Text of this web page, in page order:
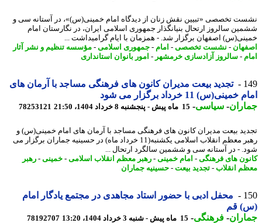
تخصصی «تبیین نقش زنان از دیدگاه امام خمینی(س)»، در آستانه سی و
سالروز ارتحال بنیانگذار جمهوری اسلامی ایران، در نگارستان امام
اصفهان برگزار شد. - همزمان با ایام گرامیداشت ...
-نشست تخصصی-امام -جمهوری اسلامی-مؤسسه تنظیم و نشر آثار
-سالروز آزادسازی خرمشهر-امور بانوان استانداری
تجدید بیعت مدیران کانون های فرهنگی مساجد با آرمان های
11 خرداد برگزار می شود
- سیاسی-15 ماه پیش - پنجشنبه 8 خرداد 1404، 21:50 78253121
بیعت مدیران کانون های فرهنگی مساجد با آرمان های امام خمینی(س) و
رهبر معظم انقلاب اسلامی یکشنبه(11 خرداد ماه) در حسینیه جماران برگزار می
- در آستانه سی و ششمین سالگرد ارتحال ...
های فرهنگی-امام خمینی-رهبر معظم انقلاب اسلامی-خمینی-رهبر
انقلاب-تجدید بیعت-حسینیه جماران
محفل ادبی با حضور استاد مجاهدی در مجتمع یادگار امام
قم
- فرهنگی-15 ماه پیش - شنبه 3 خرداد 1404، 13:20 78192707